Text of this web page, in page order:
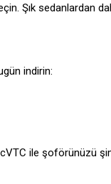
Şık sedanlardan
indirin:
ile şoförünüzü